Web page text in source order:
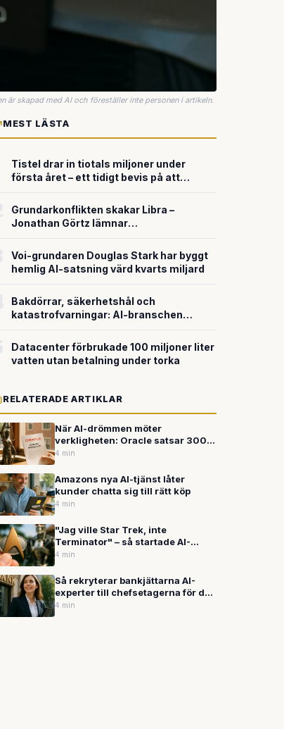
är skapad med AI och föreställer inte personen i artikeln.
MEST LÄSTA
Tistel drar in tiotals miljoner under
första året – ett tidigt bevis på att
försvarsteknik
Grundarkonflikten skakar Libra –
Jonathan Görtz lämnar
miljardvärderingen
Voi-grundaren Douglas Stark har byggt
hemlig AI-satsning värd kvarts miljard
Bakdörrar, säkerhetshål och
katastrofvarningar: AI-branschen
Datacenter förbrukade 100 miljoner liter
vatten utan betalning under torka
RELATERADE ARTIKLAR
När AI-drömmen möter
verkligheten: Oracle satsar 300
miljarder medan OpenAI stäms
4 min
Amazons nya AI-tjänst låter
kunder chatta sig till rätt köp
4 min
"Jag ville Star Trek, inte
Terminator" – så startade AI-
kriget mellan Musk och OpenAI
4 min
Så rekryterar bankjättarna AI-
experter till chefsetagerna för den
digitala framtiden
4 min